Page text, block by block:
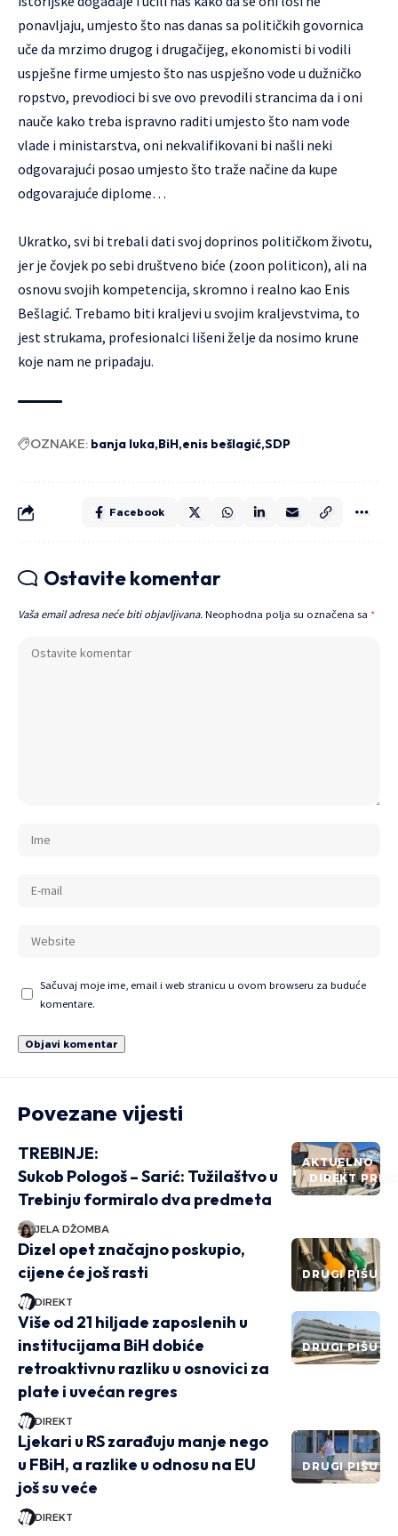
ponavljaju, umjesto što nas danas sa političkih govornica
uče da mrzimo drugog i drugačijeg, ekonomisti bi vodili
uspješne firme umjesto što nas uspješno vode u dužničko
ropstvo, prevodioci bi sve ovo prevodili strancima da i oni
nauče kako treba ispravno raditi umjesto što nam vode
vlade i ministarstva, oni nekvalifikovani bi našli neki
odgovarajući posao umjesto što traže načine da kupe
odgovarajuće diplome…
Ukratko, svi bi trebali dati svoj doprinos političkom životu,
jer je čovjek po sebi društveno biće (zoon politicon), ali na
osnovu svojih kompetencija, skromno i realno kao Enis
Bešlagić. Trebamo biti kraljevi u svojim kraljevstvima, to
jest strukama, profesionalci lišeni želje da nosimo krune
koje nam ne pripadaju.
OZNAKE: banja luka BiH enis bešlagić SDP
Facebook
Ostavite komentar
Vaša email adresa neće biti objavljivana. Neophodna polja su označena sa *
Sačuvaj moje ime, email i web stranicu u ovom browseru za buduće
komentare.
Povezane vijesti
AKTUELNO
DIREKT PRIČE
TREBINJE:
Sukob Pologoš – Sarić: Tužilaštvo u
Trebinju formiralo dva predmeta
JELA DŽOMBA
DRUGI PIŠU
Dizel opet značajno poskupio,
cijene će još rasti
DIREKT
DRUGI PIŠU
Više od 21 hiljade zaposlenih u
institucijama BiH dobiće
retroaktivnu razliku u osnovici za
plate i uvećan regres
DIREKT
DRUGI PIŠU
Ljekari u RS zarađuju manje nego
u FBiH, a razlike u odnosu na EU
još su veće
DIREKT